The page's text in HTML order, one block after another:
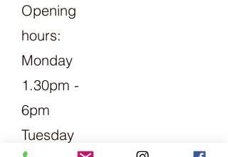
Opening
hours:
Monday
1.30pm -
6pm
Tuesday